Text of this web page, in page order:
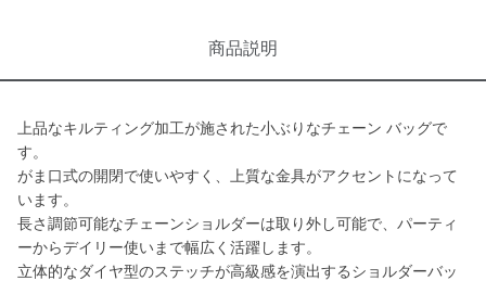
商品説明
上品なキルティング加工が施された小ぶりなチェーン バッグで
す。
がま口式の開閉で使いやすく、上質な金具がアクセントになって
います。
長さ調節可能なチェーンショルダーは取り外し可能で、パーティ
ーからデイリー使いまで幅広く活躍します。
立体的なダイヤ型のステッチが高級感を演出するショルダーバッ